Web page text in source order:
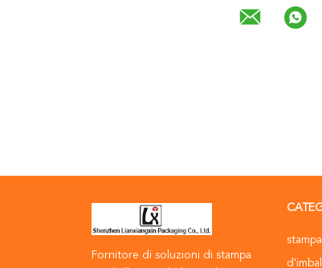
Fornitore di soluzioni di stampa